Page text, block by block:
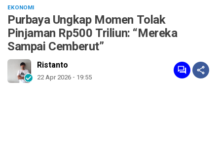
EKONOMI
Purbaya Ungkap Momen Tolak
Pinjaman Rp500 Triliun: “Mereka
Sampai Cemberut”
Ristanto
22 Apr 2026 - 19:55